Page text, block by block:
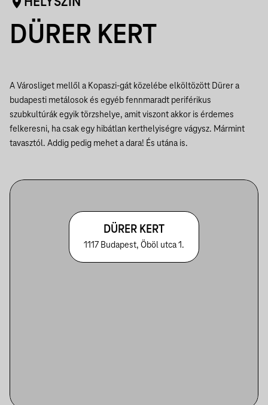
DÜRER KERT
A Városliget mellől a Kopaszi-gát közelébe elköltözött Dürer a
budapesti metálosok és egyéb fennmaradt periférikus
szubkultúrák egyik törzshelye, amit viszont akkor is érdemes
felkeresni, ha csak egy hibátlan kerthelyiségre vágysz. Mármint
tavasztól. Addig pedig mehet a dara! És utána is.
DÜRER KERT
1117 Budapest, Öböl utca 1.